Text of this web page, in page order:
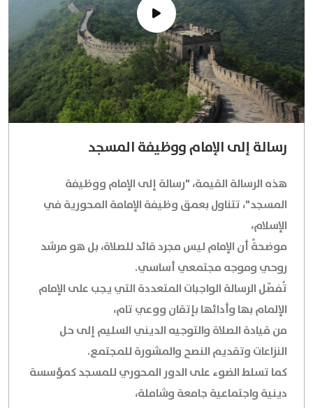
رسالة إلى الإمام ووظيفة المسجد
هذه الرسالة القيمة، "رسالة إلى الإمام ووظيفة
المسجد"، تتناول بعمق وظيفة الإمامة المحورية في
الإسلام،
موضحةً أن الإمام ليس مجرد قائد للصلاة، بل هو مرشد
روحي وموجه مجتمعي أساسي.
تُفصّل الرسالة الواجبات المتعددة التي يجب على الإمام
الإلمام بها وأدائها بإتقان ووعي تام،
من قيادة الصلاة والتوجيه الديني السليم إلى حل
النزاعات وتقديم النصح والمشورة للمجتمع.
كما تسلط الضوء على الدور المحوري للمسجد كمؤسسة
دينية واجتماعية جامعة وشاملة،